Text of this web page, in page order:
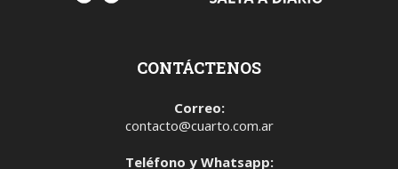
CONTÁCTENOS
Correo:
contacto@cuarto.com.ar
Teléfono y Whatsapp: